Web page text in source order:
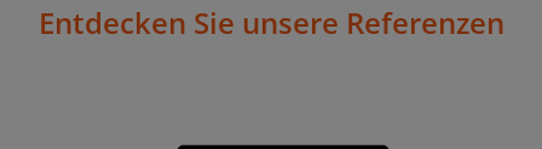
Entdecken Sie unsere Referenzen